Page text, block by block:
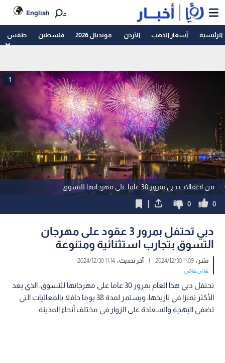
English
الرئيسية أسعار الذهب الأردن مونديال 2026 فلسطين طقس
من احتفالات دبي بمرور 30 عاما على مهرجانها للتسوق
1
0
0
دبي تحتفل بمرور 3 عقود على مهرجان
التسوق بتجارب استثنائية ومتنوعة
نشر :11:09 2024/12/30
| آخر تحديث :11:14 2024/12/30
عربي دولي
تحتفل دبي هذا العام بمرور 30 عاما على مهرجانها للتسوق، الذي يعد
الأكثر تميزا في تاريخها، ويستمر لمدة 38 يوما حافلا بالفعاليات التي
تضفي البهجة والسعادة على الزوار في مختلف أنحاء المدينة.